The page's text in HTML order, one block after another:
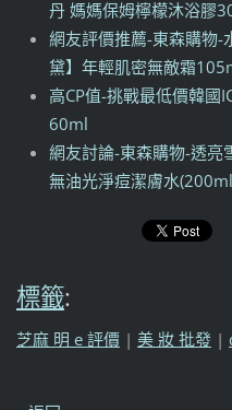
丹 媽媽保姆檸檬沐浴膠
網友評價推薦-東森購物-
黛】年輕肌密無敵霜
高CP值-挑戰最低價韓國
60ml
網友討論-東森購物-透亮
無油光淨痘潔膚水
標籤:
芝麻 明 e 評價 | 美 妝 批發 |